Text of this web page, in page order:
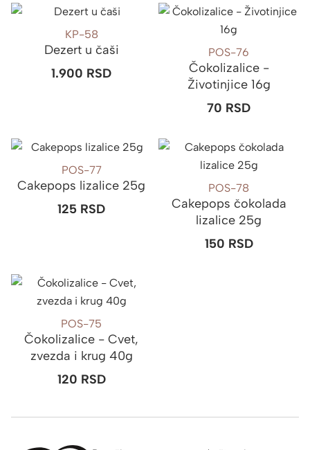
KP-58
Dezert u čaši
1.900 RSD
POS-76
Čokolizalice -
Životinjice 16g
70 RSD
POS-77
Cakepops lizalice 25g
125 RSD
POS-78
Cakepops čokolada
lizalice 25g
150 RSD
POS-75
Čokolizalice - Cvet,
zvezda i krug 40g
120 RSD